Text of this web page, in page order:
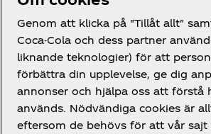
Juridik
Genom att klicka på "Tillåt allt"
Coca-Cola och dess partner
liknande teknologier) för att
förbättra din upplevelse, ge dig
annonser och hjälpa oss att förstå
används. Nödvändiga cookies är
eftersom de behövs för att vår sajt